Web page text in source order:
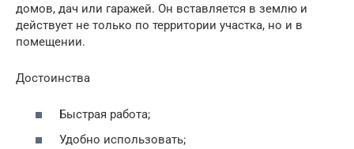
домов, дач или гаражей. Он вставляется в землю и
действует не только по территории участка, но и в
помещении.
Достоинства
Быстрая работа;
Удобно использовать;